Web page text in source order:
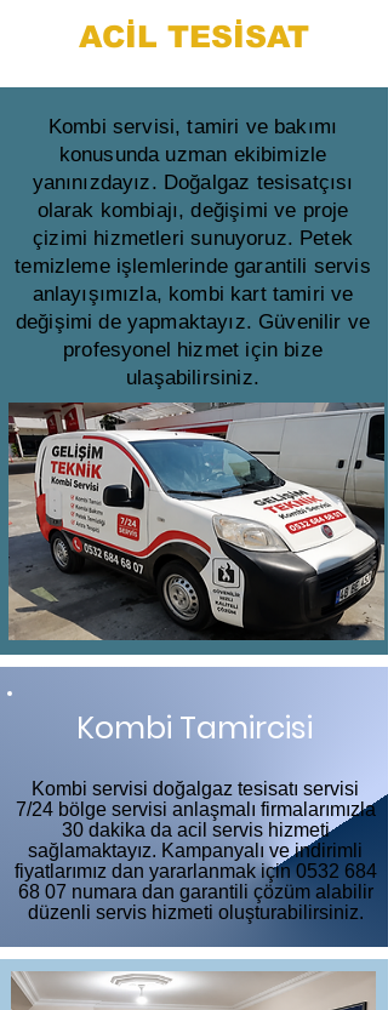
ACİL TESİSAT
Kombi servisi, tamiri ve bakımı
konusunda uzman ekibimizle
yanınızdayız. Doğalgaz tesisatçısı
olarak kombiajı, değişimi ve proje
çizimi hizmetleri sunuyoruz. Petek
temizleme işlemlerinde garantili servis
anlayışımızla, kombi kart tamiri ve
değişimi de yapmaktayız. Güvenilir ve
profesyonel hizmet için bize
ulaşabilirsiniz.
Kombi Tamircisi
Kombi servisi doğalgaz tesisatı servisi
7/24 bölge servisi anlaşmalı firmalarımızla
30 dakika da acil servis hizmeti
sağlamaktayız. Kampanyalı ve indirimli
fiyatlarımız dan yararlanmak için 0532 684
68 07 numara dan garantili çözüm alabilir
düzenli servis hizmeti oluşturabilirsiniz.